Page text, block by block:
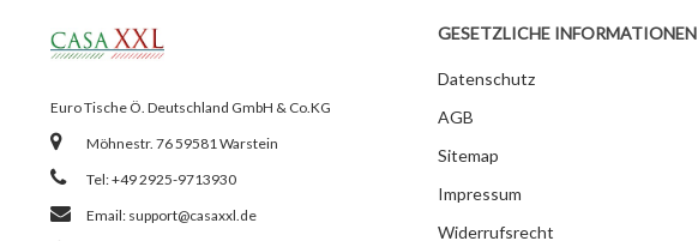
Euro Tische Ö. Deutschland GmbH & Co.KG
Möhnestr. 76 59581 Warstein
Tel: +49 2925-9713930
Email: support@casaxxl.de
GESETZLICHE INFORMATIONEN
Datenschutz
AGB
Sitemap
Impressum
Widerrufsrecht